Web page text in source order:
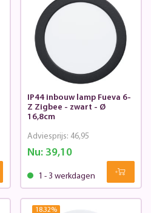
IP44 inbouw lamp Fueva 6-
Z Zigbee - zwart - Ø
16,8cm
Nu: 39,10
Adviesprijs: 46,95
1 - 3 werkdagen
18.32%